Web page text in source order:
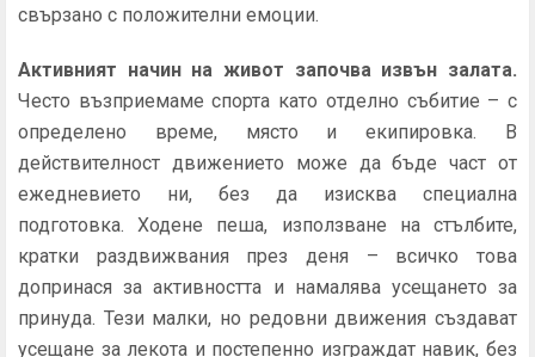
свързано с положителни емоции.
Активният начин на живот започва извън залата.
Често възприемаме спорта като отделно събитие – с
определено време, място и екипировка. В
действителност движението може да бъде част от
ежедневието ни, без да изисква специална
подготовка. Ходене пеша, използване на стълбите,
кратки раздвижвания през деня – всичко това
допринася за активността и намалява усещането за
принуда. Тези малки, но редовни движения създават
усещане за лекота и постепенно изграждат навик, без